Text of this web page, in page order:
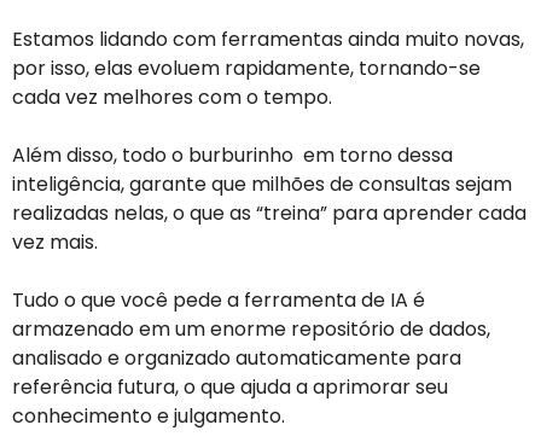
Estamos lidando com ferramentas ainda muito novas,
por isso, elas evoluem rapidamente, tornando-se
cada vez melhores com o tempo.
Além disso, todo o burburinho em torno dessa
inteligência, garante que milhões de consultas sejam
realizadas nelas, o que as “treina” para aprender cada
vez mais.
Tudo o que você pede a ferramenta de IA é
armazenado em um enorme repositório de dados,
analisado e organizado automaticamente para
referência futura, o que ajuda a aprimorar seu
conhecimento e julgamento.